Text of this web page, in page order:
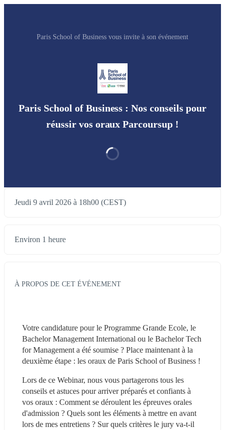
Paris School of Business vous invite à son événement
Paris School of Business : Nos conseils pour
réussir vos oraux Parcoursup !
Jeudi 9 avril 2026 à 18h00 (CEST)
Environ 1 heure
À PROPOS DE CET ÉVÉNEMENT
Votre candidature pour le Programme Grande Ecole, le
Bachelor Management International ou le Bachelor Tech
for Management a été soumise ? Place maintenant à la
deuxième étape : les oraux de Paris School of Business !
Lors de ce Webinar, nous vous partagerons tous les
conseils et astuces pour arriver préparés et confiants à
vos oraux : Comment se déroulent les épreuves orales
d'admission ? Quels sont les éléments à mettre en avant
lors de mes entretiens ? Sur quels critères le jury va-t-il